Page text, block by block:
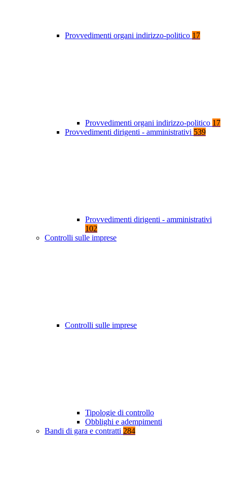
Provvedimenti organi indirizzo-politico 17
Provvedimenti organi indirizzo-politico 17
Provvedimenti dirigenti - amministrativi 539
Provvedimenti dirigenti - amministrativi
102
Controlli sulle imprese
Controlli sulle imprese
Tipologie di controllo
Obblighi e adempimenti
Bandi di gara e contratti 284